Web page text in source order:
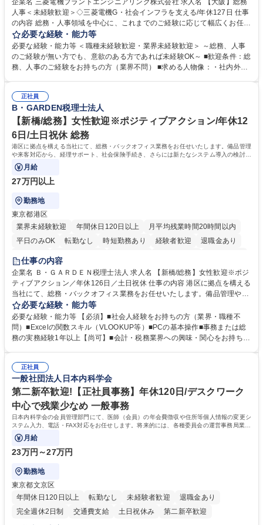
企業名 三菱電機プラントエンジニアリング株式会社 求人名 【大阪】総務
人事＜未経験歓迎＞◇三菱電機G・社会インフラを支える/年休127日 仕事
の内容 総務・人事領域を中心に、これまでのご経験に応じて幅広くお任せ
します。 ＜具体的には＞ ・総務/人事労務（給与・社保・勤怠管理など）
・採用・教育研修 ・福利厚生運用 など ※基本的には事務所勤務ですが、
採用や教育等の業務内容により、関西圏以外への日帰り・宿泊を伴う国内
出張もございます。 ※担当業務を持ちつつ、お互いに助け合いながら、総
必要な経験・能力等
必要な経験・能力等 ＜職種未経験歓迎・業界未経験歓迎＞ ～総務、人事
のご経験が無い方でも、意欲のある方であれば未経験OK～ ■歓迎条件：総
務、人事のご経験をお持ちの方（業界不問） ■求める人物像：・社内外の
正社員
B・GARDEN税理士法人
【新橋/総務】女性歓迎※ポジティブアクション/年休12
6日/土日祝休 総務
港区に拠点を構える当社にて、総務・バックオフィス業務をお任せいたします。備品管理
や来客対応から、経理サポート、社会保険手続き、さらには新たなシステム導入の検討ま
で、幅広く組織を支える役割です。
月給
27万円以上
勤務地
東京都港区
業界未経験歓迎
年間休日120日以上
月平均残業時間20時間以内
平日のみOK
転勤なし 時短勤務あり 経験者歓迎
退職金あり
賞与あり
完全週休2日制
服装自由
仕事の内容
企業名 Ｂ・ＧＡＲＤＥＮ税理士法人 求人名 【新橋/総務】女性歓迎※ポジ
ティブアクション／年休126日／土日祝休 仕事の内容 港区に拠点を構える
当社にて、総務・バックオフィス業務をお任せいたします。備品管理や来
客対応から、経理サポート、社会保険手続き、さらには新たなシステム導
入の検討まで、幅広く組織を支える役割です。 ■備品発注・在庫管理、郵
送物対応、電話・来客対応 ■金融機関への外出業務（入出金管理補助）、
福利厚生・社内イベントの運営管理 ■社内ルールの整備、職場環境の改善
社内新システムの導入検討・比較検証 募集職種 【新橋/総務】女性歓迎※
ポジティブアクション／年休126日／土日祝休
必要な経験・能力等
必要な経験・能力等 【必須】■社会人経験をお持ちの方（業界・職種不
問）■Excelの関数スキル（VLOOKUP等）■PCの基本操作■事務または総
務の実務経験1年以上【尚可】■会計・税務業界への興味・関心をお持ちの
ィブアクション 学歴・資格 学歴：大学院 大学 高専 短大 専修学校 高校 語
学力： 資格：
正社員
一般社団法人日本内科学会
第二新卒歓迎!【正社員事務】年休120日/デスクワーク
中心で残業少なめ 一般事務
日本内科学会の会員管理部門にて、医師（会員）の年会費徴収や住所等個人情報の変更シ
ステム入力、電話・FAX対応をお任せします。将来的には、各種委員会の運営事務局業務
などにも幅広く携わっていただきます。
月給
23万円～27万円
勤務地
東京都文京区
年間休日120日以上
転勤なし 未経験者歓迎
退職金あり
完全週休2日制
交通費支給 土日祝休み 第二新卒歓迎